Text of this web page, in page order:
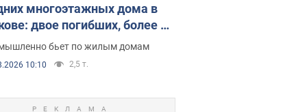
многоэтажных дома в
двое погибших, более 20
бьет по жилым домам
10:10 2,5 т.